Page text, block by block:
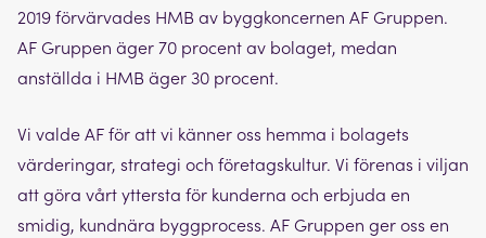
2019 förvärvades HMB av byggkoncernen AF Gruppen.
AF Gruppen äger 70 procent av bolaget, medan
anställda i HMB äger 30 procent.
Vi valde AF för att vi känner oss hemma i bolagets
värderingar, strategi och företagskultur. Vi förenas i viljan
att göra vårt yttersta för kunderna och erbjuda en
smidig, kundnära byggprocess. AF Gruppen ger oss en